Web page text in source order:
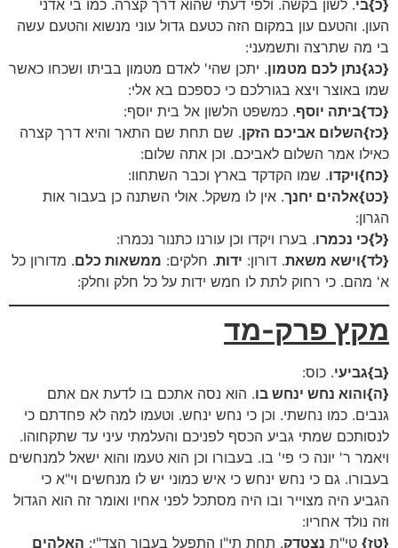
{כ}בי. לשון בקשה. ולפי דעתי שהוא דרך קצרה. כמו בי אדני
העון. והטעם עון במקום הזה כטעם גדול עוני מנשוא והטעם עשה
בי מה שתרצה ותשמעני:
{כג}נתן לכם מטמון. יתכן שהי' לאדם מטמון בביתו ושכחו כאשר
שמו באוצר ויצא בגורלכם כי כספכם בא אלי:
{כד}ביתה יוסף. כמשפט הלשון אל בית יוסף:
{כז}השלום אביכם הזקן. שם תחת שם התאר והיא דרך קצרה
כאילו אמר השלום לאביכם. וכן אתה שלום:
{כח}ויקדו. שמו הקדקד בארץ וכבר השתחוו:
{כט}אלהים יחנך. אין לו משקל. אולי השתנה כן בעבור אות
הגרון:
{ל}כי נכמרו. בערו ויקדו וכן עורנו כתנור נכמרו:
{לד}וישא משאת. דורון: ידות. חלקים: ממשאות כלם. מדורון כל
א' מהם. כי רחוק לתת לו חמש ידות על כל חלק וחלק:
מקץ פרק-מד
{ב}גביעי. כוס:
{ה}והוא נחש ינחש בו. הוא נסה אתכם בו לדעת אם אתם
גנבים. כמו נחשתי. וכן כי נחש ינחש. וטעמו למה לא פחדתם כי
לנסותכם שמתי גביע הכסף לפניכם והעלמתי עיני עד שתקחוהו.
ויאמר ר' יונה כי פי' בו. בעבורו וכן הוא טעמו והוא ישאל למנחשים
בעבורו. גם כי נחש ינחש כי איש כמוני יש לו מנחשים וי"א כי
הגביע היה מצוייר ובו היה מסתכל לפני אחיו ואומר זה הוא הגדול
וזה נולד אחריו:
{טז} טי"ת נצטדק. תחת תי"ו התפעל בעבור הצד"י: האלהים